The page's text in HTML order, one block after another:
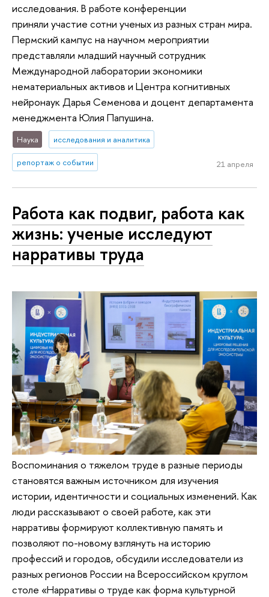
исследования. В работе конференции
приняли участие сотни ученых из разных стран мира.
Пермский кампус на научном мероприятии
представляли младший научный сотрудник
Международной лаборатории экономики
нематериальных активов и Центра когнитивных
нейронаук Дарья Семенова и доцент департамента
менеджмента Юлия Папушина.
Наука исследования и аналитика
репортаж о событии 21 апреля
Работа как подвиг, работа как
жизнь: ученые исследуют
нарративы труда
Воспоминания о тяжелом труде в разные периоды
становятся важным источником для изучения
истории, идентичности и социальных изменений. Как
люди рассказывают о своей работе, как эти
нарративы формируют коллективную память и
позволяют по-новому взглянуть на историю
профессий и городов, обсудили исследователи из
разных регионов России на Всероссийском круглом
столе «Нарративы о труде как форма культурной